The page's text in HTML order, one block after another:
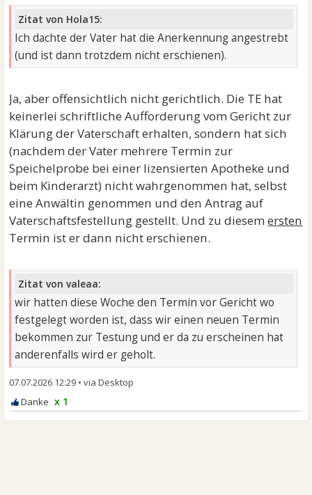
Zitat von Hola15:
Ich dachte der Vater hat die Anerkennung angestrebt
(und ist dann trotzdem nicht erschienen).
Ja, aber offensichtlich nicht gerichtlich. Die TE hat
keinerlei schriftliche Aufforderung vom Gericht zur
Klärung der Vaterschaft erhalten, sondern hat sich
(nachdem der Vater mehrere Termin zur
Speichelprobe bei einer lizensierten Apotheke und
beim Kinderarzt) nicht wahrgenommen hat, selbst
eine Anwältin genommen und den Antrag auf
Vaterschaftsfestellung gestellt. Und zu diesemersten
Termin ist er dann nicht erschienen.
Zitat von valeaa:
wir hatten diese Woche den Termin vor Gericht wo
festgelegt worden ist, dass wir einen neuen Termin
bekommen zur Testung und er da zu erscheinen hat
anderenfalls wird er geholt.
07.07.2026 12:29 •
x 1